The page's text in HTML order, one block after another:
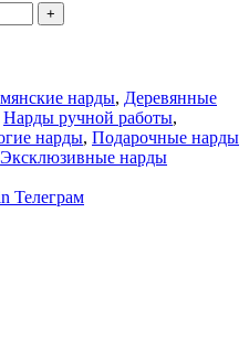
нарды, Деревянные
Нарды ручной работы,
нарды, Подарочные нарды
Эксклюзивные нарды
Телеграм